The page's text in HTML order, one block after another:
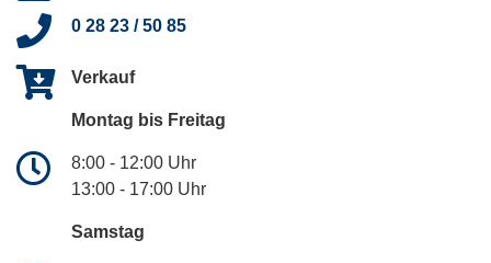
0 28 23 / 50 85
Verkauf
Montag bis Freitag
8:00 - 12:00 Uhr
13:00 - 17:00 Uhr
Samstag